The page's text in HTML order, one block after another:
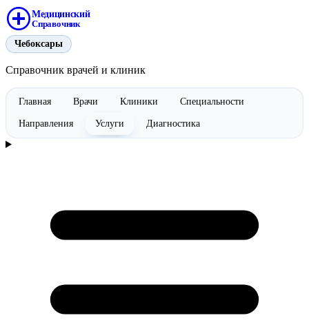
Медицинский
Справочник
Чебоксары
Справочник врачей и клиник
Главная Врачи Клиники Специальности
Направления Услуги Диагностика